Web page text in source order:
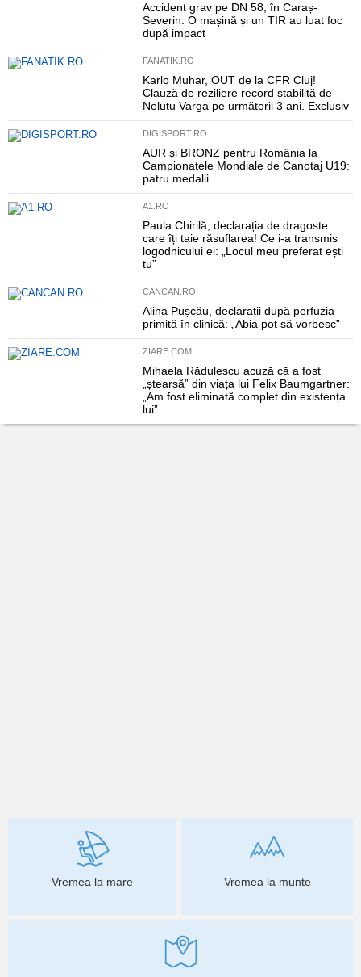
Accident grav pe DN 58, în Caraș-
Severin. O mașină și un TIR au luat foc
după impact
FANATIK.RO
Karlo Muhar, OUT de la CFR Cluj!
Clauză de reziliere record stabilită de
Neluțu Varga pe următorii 3 ani. Exclusiv
DIGISPORT.RO
AUR și BRONZ pentru România la
Campionatele Mondiale de Canotaj U19:
patru medalii
A1.RO
Paula Chirilă, declarația de dragoste
care îți taie răsuflarea! Ce i-a transmis
logodnicului ei: „Locul meu preferat ești
tu”
CANCAN.RO
Alina Pușcău, declarații după perfuzia
primită în clinică: „Abia pot să vorbesc”
ZIARE.COM
Mihaela Rădulescu acuză că a fost
„ștearsă” din viața lui Felix Baumgartner:
„Am fost eliminată complet din existența
lui”
Vremea la mare Vremea la munte